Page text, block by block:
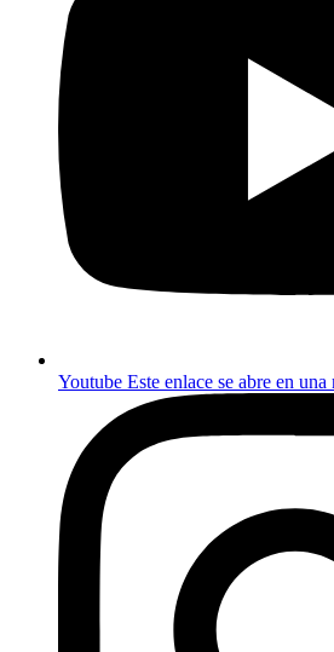
Youtube Este enlace se abre en una